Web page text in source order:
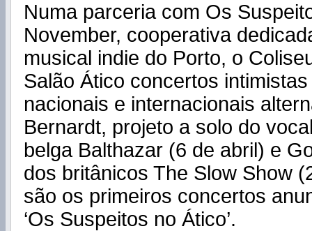
Numa parceria com Os
November, cooperativa
musical indie do Porto, o
Salão Ático concertos
nacionais e internacionais
Bernardt, projeto a solo do
belga Balthazar (6 de abril) e
dos britânicos The Slow Show
são os primeiros concertos
‘Os Suspeitos no Ático’.